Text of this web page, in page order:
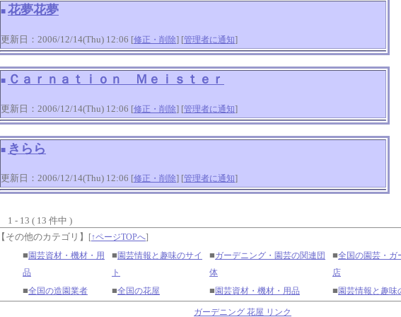
■ 花夢花夢
更新日：2006/12/14(Thu) 12:06 [修正・削除] [管理者に通知]
■ Ｃａｒｎａｔｉｏｎ Ｍｅｉｓｔｅｒ
更新日：2006/12/14(Thu) 12:06 [修正・削除] [管理者に通知]
■ きらら
更新日：2006/12/14(Thu) 12:06 [修正・削除] [管理者に通知]
1 - 13 ( 13 件中 )
【その他のカテゴリ】
[↑ページTOPへ]
■ 園芸資材・機材・用
品
■ 園芸情報と趣味のサイ
ト
■ガーデニング・園芸の関連団
体
■全国の園芸・ガ
店
■全国の造園業者 ■全国の花屋 ■ 園芸資材・機材・用品 ■ 園芸情報と趣味
ガーデニング 花屋 リンク